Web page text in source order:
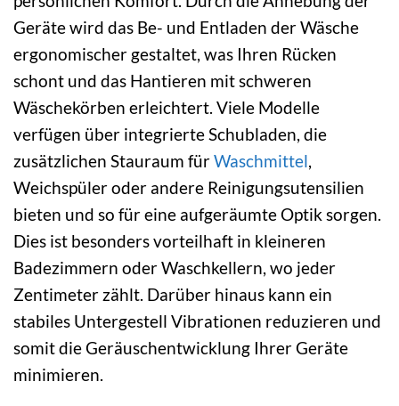
Geräte wird das Be- und Entladen der Wäsche
ergonomischer gestaltet, was Ihren Rücken
schont und das Hantieren mit schweren
Wäschekörben erleichtert. Viele Modelle
verfügen über integrierte Schubladen, die
zusätzlichen Stauraum fürWaschmittel,
Weichspüler oder andere Reinigungsutensilien
bieten und so für eine aufgeräumte Optik sorgen.
Dies ist besonders vorteilhaft in kleineren
Badezimmern oder Waschkellern, wo jeder
Zentimeter zählt. Darüber hinaus kann ein
stabiles Untergestell Vibrationen reduzieren und
somit die Geräuschentwicklung Ihrer Geräte
minimieren.